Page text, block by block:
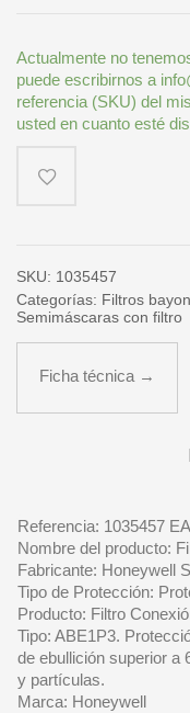
Actualmente no
puede escribirnos a
referencia (SKU) del
usted en cuanto esté
SKU: 1035457
Categorías: Filtros
Semimáscaras con filtro
Ficha técnica →
Referencia: 1035457
Nombre del producto:
Fabricante: Honeywell
Tipo de Protección:
Producto: Filtro
Tipo: ABE1P3.
de ebullición superior a
y partículas.
Marca: Honeywell